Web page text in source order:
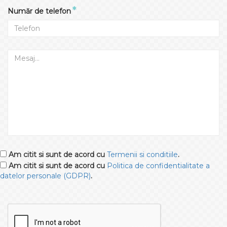
Număr de telefon*
Am citit si sunt de acord cu Termenii si conditiile.
Am citit si sunt de acord cu Politica de confidentialitate a
datelor personale (GDPR).